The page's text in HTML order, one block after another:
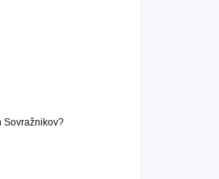
Sovražnikov?